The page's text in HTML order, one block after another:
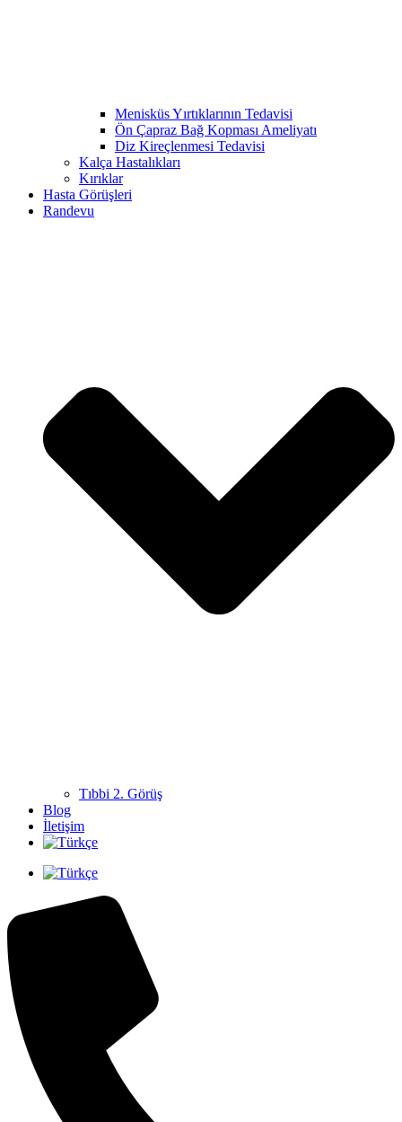
Menisküs Yırtıklarının Tedavisi
Ön Çapraz Bağ Kopması Ameliyatı
Diz Kireçlenmesi Tedavisi
Kalça Hastalıkları
Kırıklar
Hasta Görüşleri
Randevu
Tıbbi 2. Görüş
Blog
İletişim